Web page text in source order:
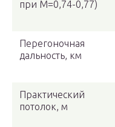
при М=0,74-0,77)
Перегоночная
дальность, км
Практический
потолок, м